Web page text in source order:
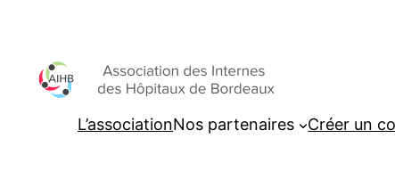
contenu
L’associationNos partenaires Créer un